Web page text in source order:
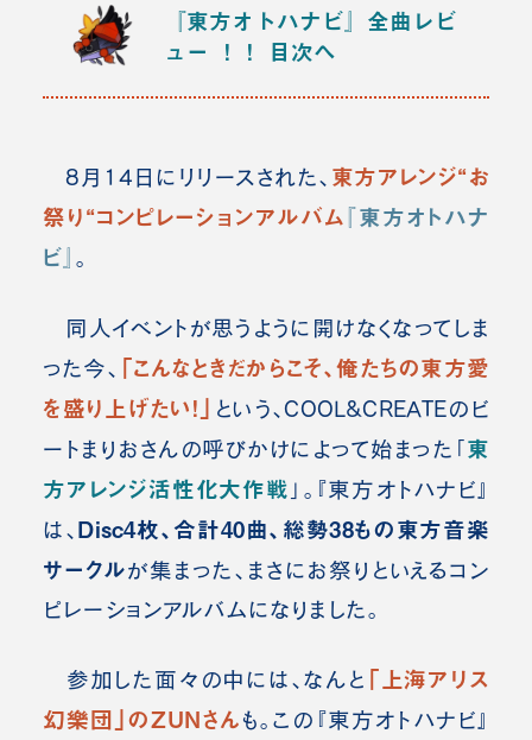
『東方オトハナビ』全曲レビ
ュー ！！
目次へ
8月14日にリリースされた、 東方アレンジ“お
祭り“コンピレーションアルバム『東方オトハナ
ビ』 。
同人イベントが思うように開けなくなってしま
った今、 「こんなときだからこそ、俺たちの東方愛
を盛り上げたい！」 という、COOL&CREATEのビ
ートまりおさんの呼びかけによって始まった「 東
方アレンジ活性化大作戦 」。『東方オトハナビ』
は、 Disc4枚、合計40曲、総勢38もの東方音楽
サークルが集まった、まさにお祭りといえるコン
ピレーションアルバムになりました。
参加した面々の中には、なんと 「上海アリス
幻樂団」のZUNさん も。 この『東方オトハナビ』